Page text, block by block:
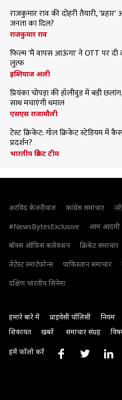
राजकुमार राव की दोहरी तैयारी,
जनता का दिल?
राजकुमार राव
फिल्म 'मैं वापस आऊंगा' ने OTT पर
लुत्फ
इम्तियाज अली
प्रियंका चोपड़ा की हॉलीवुड में बड़ी
साथ मचाएंगी धमाल
एसएस राजामौली
टेस्ट क्रिकेट: गॉल क्रिकेट स्टेडियम में
प्रदर्शन?
भारतीय क्रिकेट टीम
अरविंद केजरीवाल कांग्रेस समाचार
#NewsBytesExclusive
आम आदमी
बॉक्स ऑफिस कलेक्शन
क्रिकेट समाचार
लेटेस्ट स्मार्टफोन्स
पाकिस्तान समाचार
दक्षिण भारतीय सिनेमा
हमारे बारे में प्राइवेसी पॉलिसी नियम
शिकायत
खबरें समाचार संग्रह
हमें फॉलो करें